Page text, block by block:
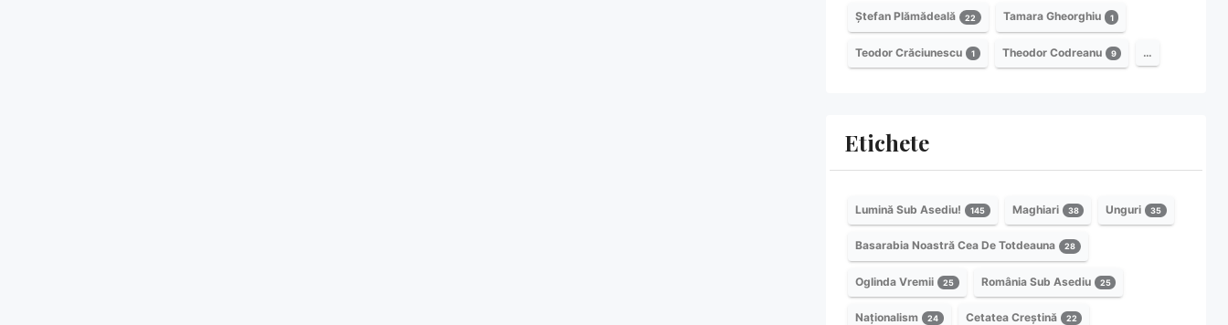
Ștefan Plămădeală 22 Tamara Gheorghiu 1
Teodor Crăciunescu 1 Theodor Codreanu 9 …
Etichete
Lumină Sub Asediu! 145 Maghiari 38 Unguri 35
Basarabia Noastră Cea De Totdeauna 28
Oglinda Vremii 25 România Sub Asediu 25
Naționalism 24 Cetatea Creștină 22